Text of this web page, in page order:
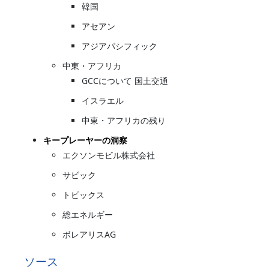
韓国
アセアン
アジアパシフィック
中東・アフリカ
GCCについて 国土交通
イスラエル
中東・アフリカの残り
キープレーヤーの洞察
エクソンモビル株式会社
サビック
トピックス
総エネルギー
ボレアリスAG
ソース